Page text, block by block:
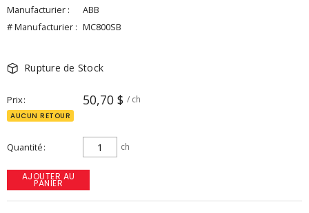
Manufacturier :
ABB
# Manufacturier : MC800SB
Rupture de Stock
Prix 50,70 $ / ch
AUCUN RETOUR
Quantité ch
AJOUTER AU
PANIER